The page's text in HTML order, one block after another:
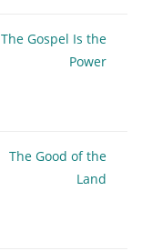
The Gospel Is the
Power
The Good of the
Land